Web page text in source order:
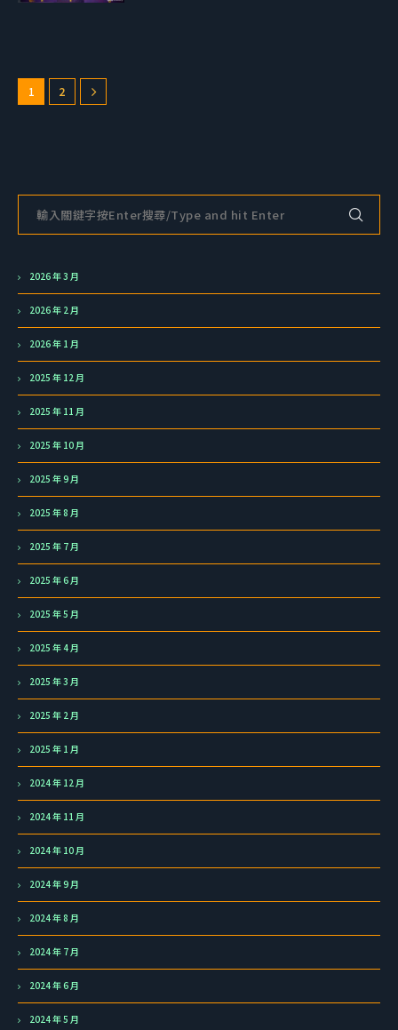
1 2
2026 年 3 月
2026 年 2 月
2026 年 1 月
2025 年 12 月
2025 年 11 月
2025 年 10 月
2025 年 9 月
2025 年 8 月
2025 年 7 月
2025 年 6 月
2025 年 5 月
2025 年 4 月
2025 年 3 月
2025 年 2 月
2025 年 1 月
2024 年 12 月
2024 年 11 月
2024 年 10 月
2024 年 9 月
2024 年 8 月
2024 年 7 月
2024 年 6 月
2024 年 5 月